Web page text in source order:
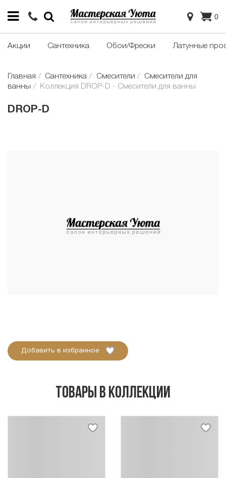
0
Акции Сантехника Обои/Фрески Латунные
Главная Сантехника Смесители
Смесители для
ванны
Коллекция DROP-D - Смесители для ванны
DROP-D
Добавить в избранное
Товары в коллекции